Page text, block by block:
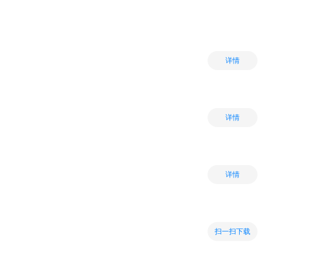
详情
详情
详情
扫一扫下载